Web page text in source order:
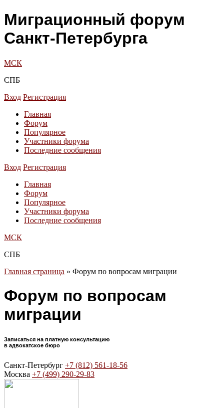
Миграционный форум
Санкт-Петербурга
МСК
СПБ
Вход Регистрация
Главная
Форум
Популярное
Участники форума
Последние сообщения
Вход Регистрация
Главная
Форум
Популярное
Участники форума
Последние сообщения
МСК
СПБ
Главная страница » Форум по вопросам миграции
Форум по вопросам
миграции
Записаться на платную консультацию
в адвокатское бюро
Санкт-Петербург +7 (812) 561-18-56
Москва +7 (499) 290-29-83